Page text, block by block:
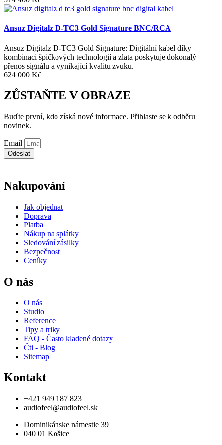
Ansuz Digitalz D-TC3 Gold Signature BNC/RCA
Ansuz Digitalz D-TC3 Gold Signature: Digitální kabel díky
kombinaci špičkových technologií a zlata poskytuje dokonalý
přenos signálu a vynikající kvalitu zvuku.
624 000 Kč
ZŮSTAŇTE V OBRAZE
Buďte první, kdo získá nové informace. Přihlaste se k odběru
novinek.
Email
Odeslat
Nakupování
Jak objednat
Doprava
Platba
Nákup na splátky
Sledování zásilky
Bezpečnost
Ceníky
O nás
O nás
Studio
Reference
Tipy a triky
FAQ - Často kladené dotazy
Čti - Blog
Sitemap
Kontakt
+421 949 187 823
audiofeel@audiofeel.sk
Dominikánske námestie 39
040 01 Košice